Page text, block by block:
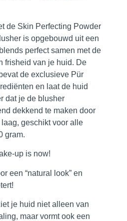
de Skin Perfecting Powder
is opgebouwd uit een
perfect samen met de
frisheid van je huid. De
de exclusieve Pür
en laat de huid
dat je de blusher
dekkend te maken door
geschikt voor alle
gram.
up is now!
een “natural look” en
je huid niet alleen van
maar vormt ook een